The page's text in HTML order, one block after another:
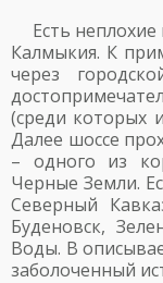
Есть
Калмыкия. К
через
(среди которых
Далее шоссе
– одного из
Черные Земли.
Северный
Буденовск,
Воды. В
заболоченный